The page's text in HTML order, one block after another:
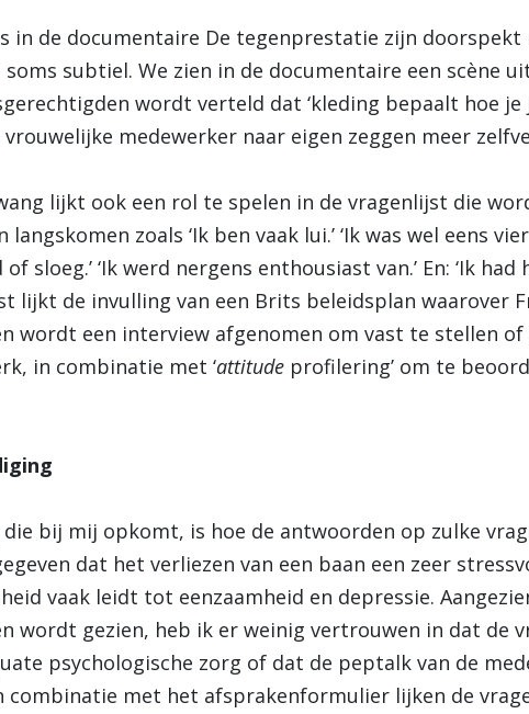
in de documentaire De tegenprestatie zijn
soms subtiel. We zien in de documentaire een scène
wordt verteld dat ‘kleding bepaalt hoe je
vrouwelijke medewerker naar eigen zeggen meer
lijkt ook een rol te spelen in de vragenlijst die
langskomen zoals ‘Ik ben vaak lui.’ ‘Ik was wel eens
sloeg.’ ‘Ik werd nergens enthousiast van.’ En: ‘Ik
lijkt de invulling van een Brits beleidsplan waarover
wordt een interview afgenomen om vast te stellen
in combinatie met ‘attitude profilering’ om te
die bij mij opkomt, is hoe de antwoorden op zulke
dat het verliezen van een baan een zeer
vaak leidt tot eenzaamheid en depressie.
wordt gezien, heb ik er weinig vertrouwen in dat de
psychologische zorg of dat de peptalk van de
combinatie met het afsprakenformulier lijken de